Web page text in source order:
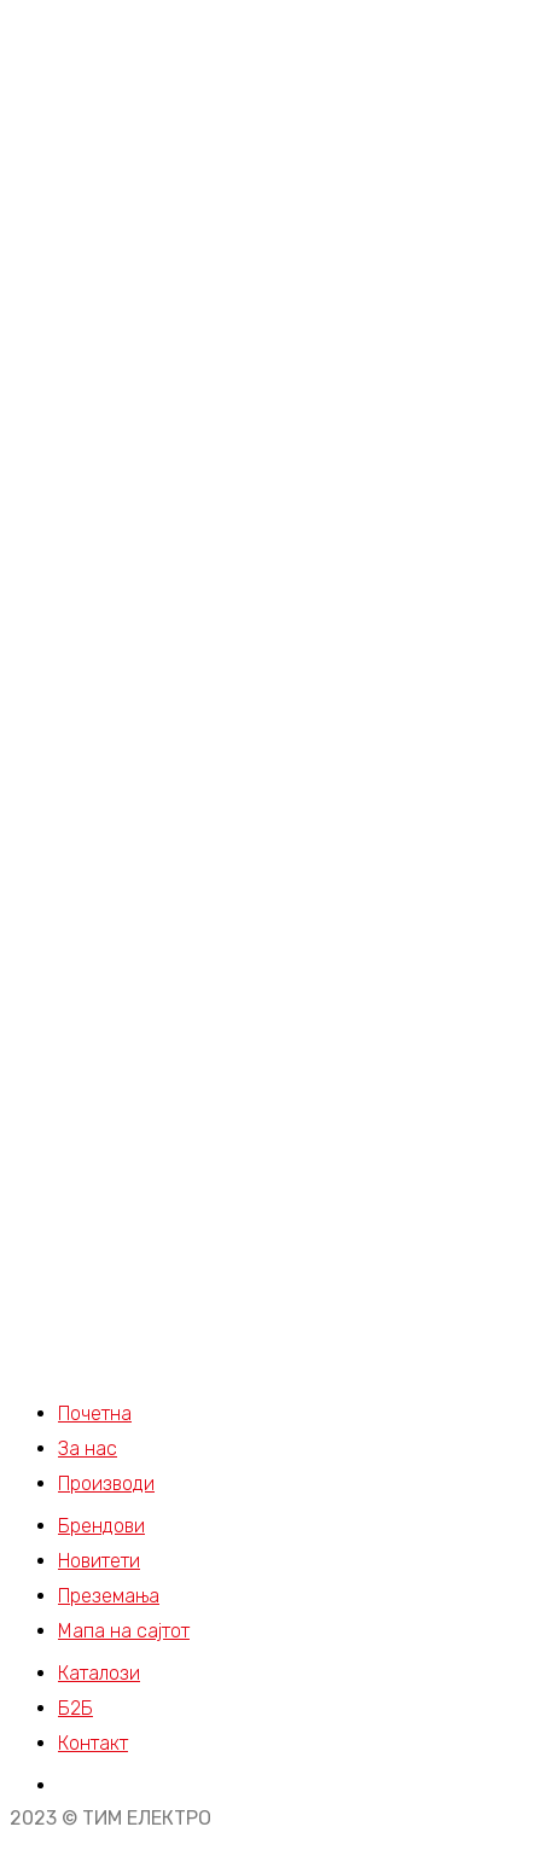
Почетна
За нас
Производи
Брендови
Новитети
Преземања
Мапа на сајтот
Каталози
Б2Б
Контакт
2023 © ТИМ ЕЛЕКТРО